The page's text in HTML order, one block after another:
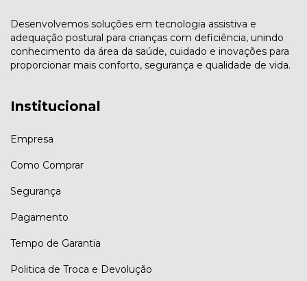
Desenvolvemos soluções em tecnologia assistiva e
adequação postural para crianças com deficiência, unindo
conhecimento da área da saúde, cuidado e inovações para
proporcionar mais conforto, segurança e qualidade de vida.
Institucional
Empresa
Como Comprar
Segurança
Pagamento
Tempo de Garantia
Politica de Troca e Devolução